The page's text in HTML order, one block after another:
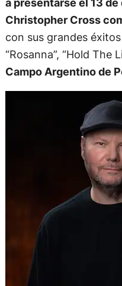
Christopher Cross
con sus grandes éxitos
“Rosanna”, “Hold The
Campo Argentino de